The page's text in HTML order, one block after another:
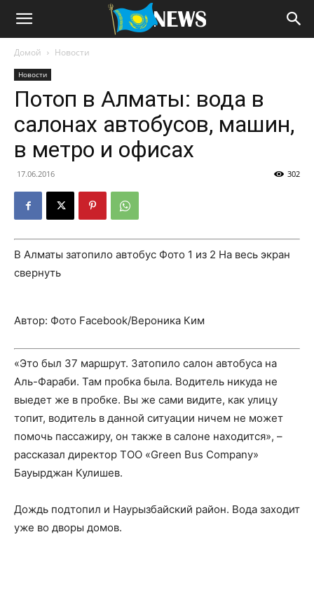
Домой Новости
Новости
Потоп в Алматы: вода в
салонах автобусов, машин,
в метро и офисах
17.06.2016 302
В Алматы затопило автобус Фото 1 из 2 На весь экран
свернуть
Автор: Фото Facebook/Вероника Ким
«Это был 37 маршрут. Затопило салон автобуса на
Аль-Фараби. Там пробка была. Водитель никуда не
выедет же в пробке. Вы же сами видите, как улицу
топит, водитель в данной ситуации ничем не может
помочь пассажиру, он также в салоне находится», –
рассказал директор ТОО «Green Bus Company»
Бауырджан Кулишев.
Дождь подтопил и Наурызбайский район. Вода заходит
уже во дворы домов.